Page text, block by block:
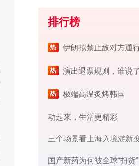
排行榜
伊朗拟禁止敌对方通行霍尔木兹
演出退票规则，谁说
极端高温炙烤韩国
动起来，生活更精彩
三个场景看上海入境游新
国产新药为何被全球“扫货”